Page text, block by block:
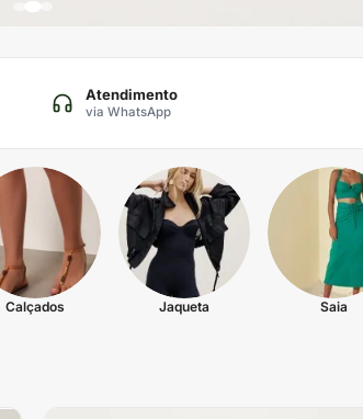
Atendimento
via WhatsApp
Calçados Jaqueta Saia